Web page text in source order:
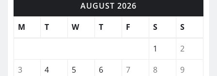
AUGUST 2026
M
T W T F S S
1
2
3
4 5 6 7 8
9